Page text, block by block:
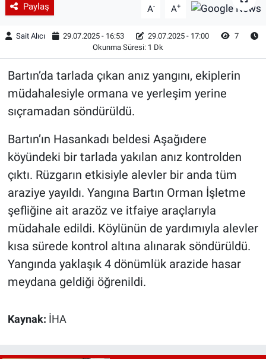
Paylaş A- A+
Sait Alıcı 29.07.2025 - 16:53 29.07.2025 - 17:00
7
Okunma Süresi: 1 Dk
Bartın’da tarlada çıkan anız yangını, ekiplerin
müdahalesiyle ormana ve yerleşim yerine
sıçramadan söndürüldü.
Bartın’ın Hasankadı beldesi Aşağıdere
köyündeki bir tarlada yakılan anız kontrolden
çıktı. Rüzgarın etkisiyle alevler bir anda tüm
araziye yayıldı. Yangına Bartın Orman İşletme
şefliğine ait arazöz ve itfaiye araçlarıyla
müdahale edildi. Köylünün de yardımıyla alevler
kısa sürede kontrol altına alınarak söndürüldü.
Yangında yaklaşık 4 dönümlük arazide hasar
meydana geldiği öğrenildi.
Kaynak: İHA